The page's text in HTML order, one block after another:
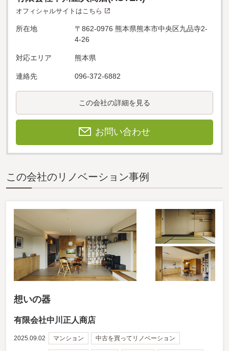
オフィシャルサイトはこちら
所在地
〒862-0976 熊本県熊本市中央区九品寺2-
4-26
対応エリア 熊本県
連絡先 096-372-6882
この会社の詳細を見る
お問い合わせ
この会社のリノベーション事例
想いの器
有限会社中川正人商店
2025.09.02 マンション 中古を買ってリノベーション